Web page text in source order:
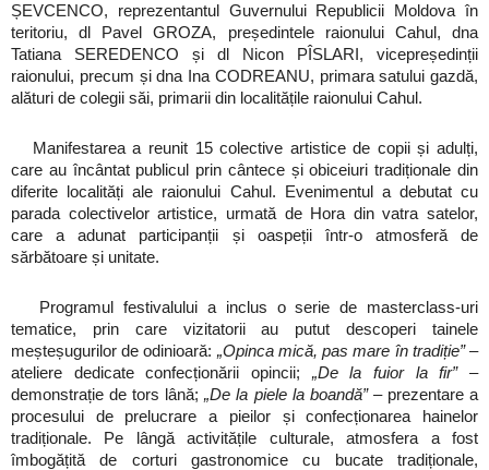
ȘEVCENCO, reprezentantul Guvernului Republicii Moldova în
teritoriu, dl Pavel GROZA, președintele raionului Cahul, dna
Tatiana SEREDENCO și dl Nicon PÎSLARI, vicepreședinții
raionului, precum și dna Ina CODREANU, primara satului gazdă,
alături de colegii săi, primarii din localitățile raionului Cahul.
Manifestarea a reunit 15 colective artistice de copii și adulți,
care au încântat publicul prin cântece și obiceiuri tradiționale din
diferite localități ale raionului Cahul. Evenimentul a debutat cu
parada colectivelor artistice, urmată de Hora din vatra satelor,
care a adunat participanții și oaspeții într-o atmosferă de
sărbătoare și unitate.
Programul festivalului a inclus o serie de masterclass-uri
tematice, prin care vizitatorii au putut descoperi tainele
meșteșugurilor de odinioară: „Opinca mică, pas mare în tradiție”–
ateliere dedicate confecționării opincii; „De la fuior la fir”–
demonstrație de tors lână;„De la piele la boandă”– prezentare a
procesului de prelucrare a pieilor și confecționarea hainelor
tradiționale. Pe lângă activitățile culturale, atmosfera a fost
îmbogățită de corturi gastronomice cu bucate tradiționale,